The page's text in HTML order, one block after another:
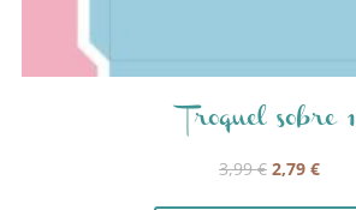
Troquel sobre 1
3,99€ El
2,79 €El